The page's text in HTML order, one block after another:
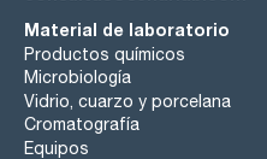
Material de laboratorio
Productos químicos
Microbiología
Vidrio, cuarzo y porcelana
Cromatografía
Equipos